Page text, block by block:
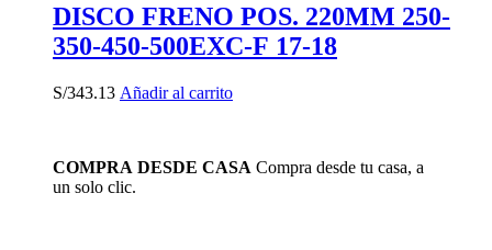
DISCO FRENO POS. 220MM 250-
350-450-500EXC-F 17-18
S/343.13 Añadir al carrito
COMPRA DESDE CASA Compra desde tu casa, a
un solo clic.